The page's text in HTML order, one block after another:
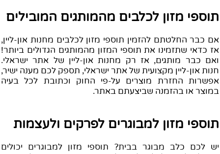
מזון לכלבים מהמותגים המובילים
כבר החלטתם להזמין תוספי מזון לכלבים מחנות און-ליין,
כדאי שתזמינו את תוספי המזון מהמותגים הגדולים ביותר!
כבר מותגים, אז רק מחנות און-ליין של אתר ישראלי.
און-ליין מקצועית של אתר ישראלי, תספק לכם מענה ישיר,
החזרת מוצרים על-פי החוק וכתובת לכל בעיה
או בהזמנה שביצעתם באתר.
מזון למבוגרים לפרקים ולעצמות
לכם כלב מבוגר בבית? תוספי מזון למבוגרים יכולים